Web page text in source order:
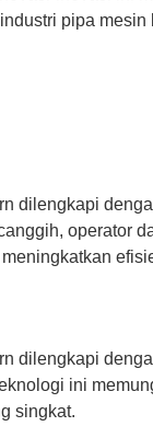
pipa mesin
dilengkapi
operator
dilengkapi
ini
singkat.